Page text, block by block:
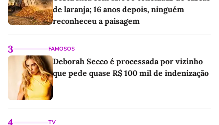
de laranja; 16 anos depois, ninguém
reconheceu a paisagem
3 FAMOSOS
Deborah Secco é processada por vizinho
que pede quase R$ 100 mil de indenização
4 TV